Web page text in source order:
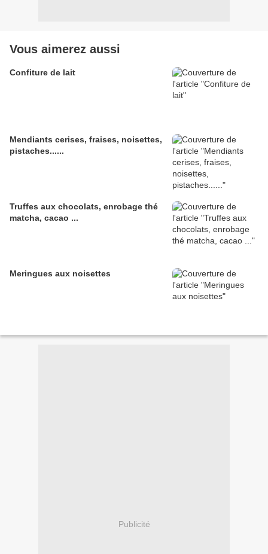
Vous aimerez aussi
Confiture de lait
Mendiants cerises, fraises, noisettes,
pistaches......
Truffes aux chocolats, enrobage thé
matcha, cacao ...
Meringues aux noisettes
Publicité